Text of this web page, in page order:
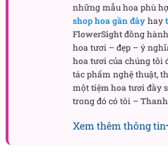
Hoa mừng khai trương
là lựa chọn hoàn hảo để
sẻ. Lan hồ điệp mini
bền vững, sen đá đại diện
trong khi khánh treo
Hoa tặng sinh nhật
Hoa tặng sinh nhật này
những mẫu hoa phù
shop hoa gần đâyhay
FlowerSightđồng
hoa tươi – đẹp – ý
hoa tươi của chúng tôi
tác phẩm nghệ thuật,
mộttiệm hoa tươi đầy
trong đó có tôi –
Xem thêm thông tin